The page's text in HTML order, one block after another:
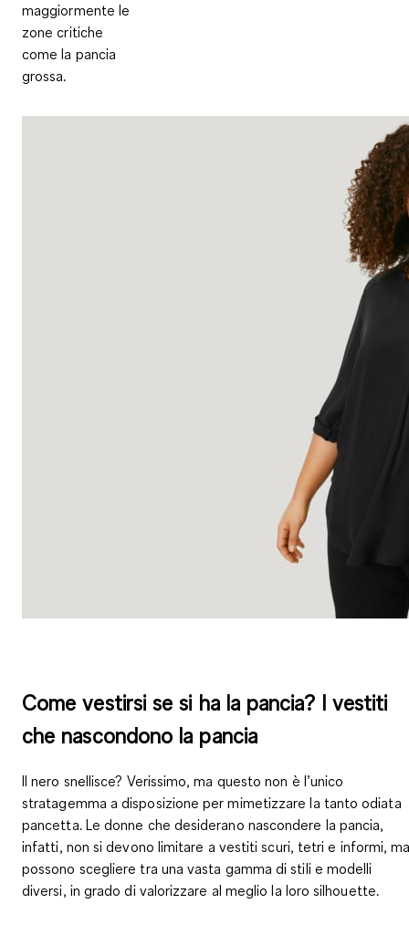
maggiormente le
zone critiche
come la pancia
grossa.
Come vestirsi se si ha la pancia? I vestiti
che nascondono la pancia
Il nero snellisce? Verissimo, ma questo non è l’unico
stratagemma a disposizione per mimetizzare la tanto odiata
pancetta. Le donne che desiderano nascondere la pancia,
infatti, non si devono limitare a vestiti scuri, tetri e informi,
possono scegliere tra una vasta gamma di stili e modelli
diversi, in grado di valorizzare al meglio la loro silhouette.